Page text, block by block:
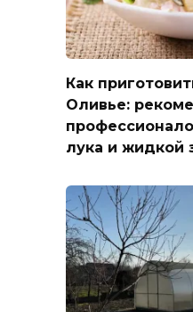
Как
Оливье:
лука и жидкой